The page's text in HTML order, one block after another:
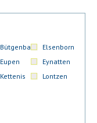
Bütgenbach
Elsenborn
Eupen
Eynatten
Kettenis
Lontzen